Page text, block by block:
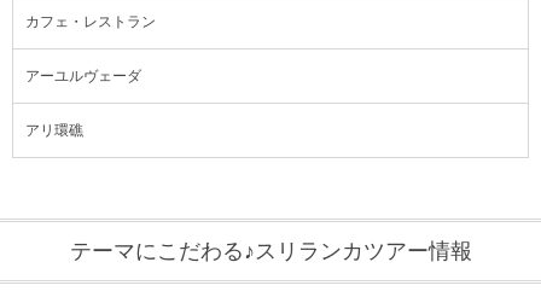
カフェ・レストラン
アーユルヴェーダ
アリ環礁
テーマにこだわる♪スリランカツアー情報